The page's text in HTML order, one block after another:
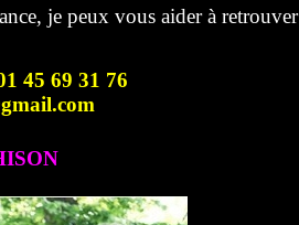
je peux vous aider à retrouver
45 69 31 76